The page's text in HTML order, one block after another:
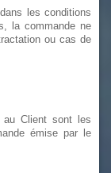
les conditions
la commande ne
ou cas de
au Client sont les
émise par le